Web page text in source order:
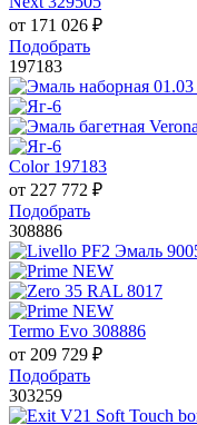
от 171 026 ₽
Подобрать
197183
Color 197183
от 227 772 ₽
Подобрать
308886
Termo Evo 308886
от 209 729 ₽
Подобрать
303259